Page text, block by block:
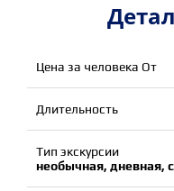
Цена за человека От
Длительность
Тип экскурсии
необычная, дневная,